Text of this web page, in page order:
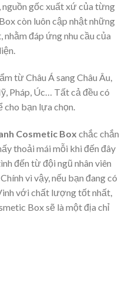
gốc xuất xứ của từng
còn luôn cập nhật những
đáp ứng nhu cầu của
từ Châu Á sang Châu Âu,
Pháp, Úc… Tất cả đều có
cho bạn lựa chọn.
Cosmetic Box chắc chắn
thoải mái mỗi khi đến đây
đến từ đội ngũ nhân viên
vì vậy, nếu bạn đang có
với chất lượng tốt nhất,
Box sẽ là một địa chỉ